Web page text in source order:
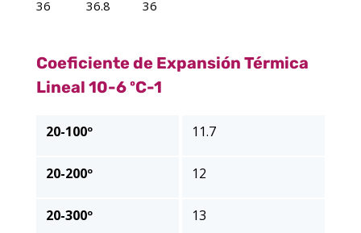
36 36.8 36
Coeficiente de Expansión Térmica
Lineal 10-6 ºC-1
20-100º
20-200º
20-300º
11.7
12
13